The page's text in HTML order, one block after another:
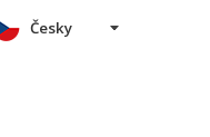
Česky